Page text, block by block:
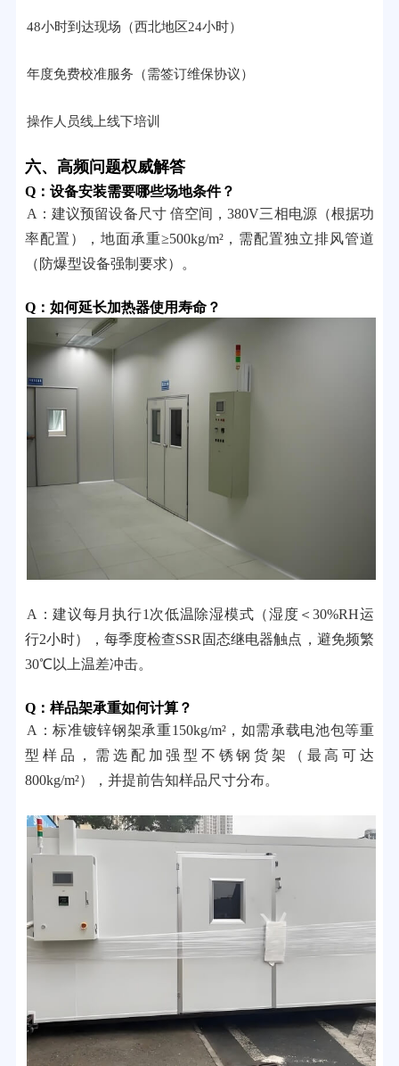
48小时到达现场（西北地区24小时）
年度免费校准服务（需签订维保协议）
操作人员线上线下培训
六、高频问题权威解答
Q：设备安装需要哪些场地条件？
A：建议预留设备尺寸 倍空间，380V三相电源（根据功
率配置），地面承重≥500kg/m²，需配置独立排风管道
（防爆型设备强制要求）。
Q：如何延长加热器使用寿命？
A：建议每月执行1次低温除湿模式（湿度＜30%RH运
行2小时），每季度检查SSR固态继电器触点，避免频繁
30℃以上温差冲击。
Q：样品架承重如何计算？
A：标准镀锌钢架承重150kg/m²，如需承载电池包等重
型样品，需选配加强型不锈钢货架（最高可达
800kg/m²），并提前告知样品尺寸分布。